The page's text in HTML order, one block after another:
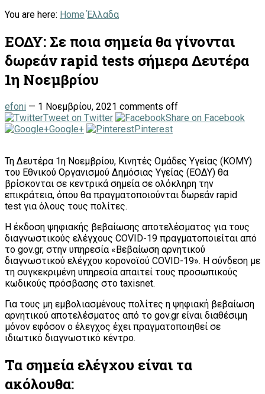
You are here: Home Έλλαδα
ΕΟΔΥ: Σε ποια σημεία θα γίνονται
δωρεάν rapid tests σήμερα Δευτέρα
1η Νοεμβρίου
efoni — 1 Νοεμβρίου, 2021 comments off
Tweet on Twitter
Share on Facebook
Google+
Pinterest
Τη Δευτέρα 1η Νοεμβρίου, Κινητές Ομάδες Υγείας (ΚΟΜΥ)
του Εθνικού Οργανισμού Δημόσιας Υγείας (ΕΟΔΥ) θα
βρίσκονται σε κεντρικά σημεία σε ολόκληρη την
επικράτεια, όπου θα πραγματοποιούνται δωρεάν rapid
test για όλους τους πολίτες.
Η έκδοση ψηφιακής βεβαίωσης αποτελέσματος για τους
διαγνωστικούς ελέγχους COVID-19 πραγματοποιείται από
το gov.gr, στην υπηρεσία «Βεβαίωση αρνητικού
διαγνωστικού ελέγχου κορονοϊού COVID-19». Η σύνδεση με
τη συγκεκριμένη υπηρεσία απαιτεί τους προσωπικούς
κωδικούς πρόσβασης στο taxisnet.
Για τους μη εμβολιασμένους πολίτες η ψηφιακή βεβαίωση
αρνητικού αποτελέσματος από το gov.gr είναι διαθέσιμη
μόνον εφόσον ο έλεγχος έχει πραγματοποιηθεί σε
ιδιωτικό διαγνωστικό κέντρο.
Τα σημεία ελέγχου είναι τα
ακόλουθα: